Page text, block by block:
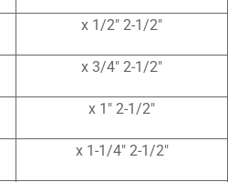
2-1/2″ x 1/2″
2-1/2″ x 3/4″
2-1/2″ x 1″
2-1/2″ x 1-1/4″